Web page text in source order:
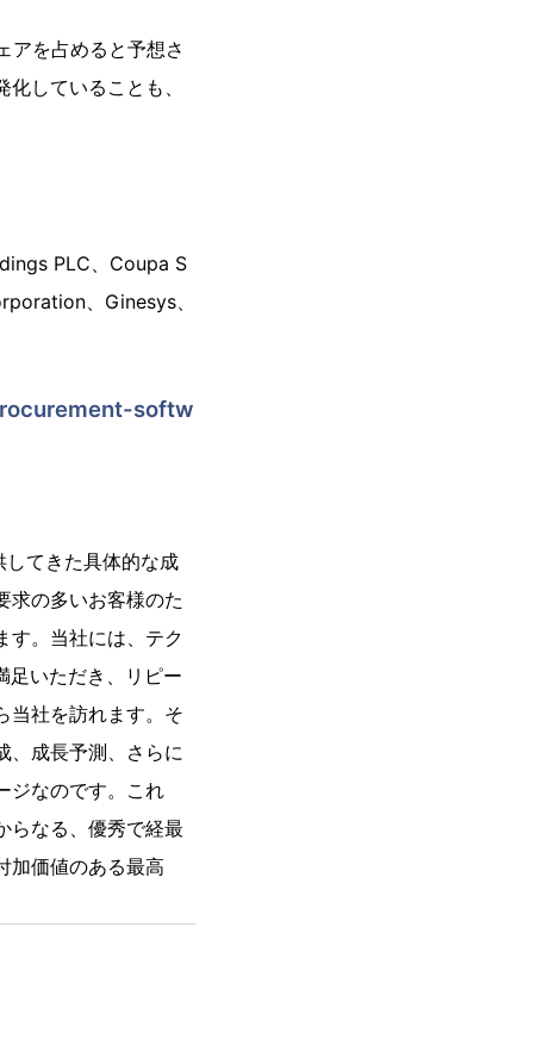
アを占めると予想さ
していることも、
PLC、Coupa S
、Ginesys、
softw
てきた具体的な成
求の多いお客様のた
す。当社には、テク
足いただき、リピー
当社を訪れます。そ
、成長予測、さらに
ジなのです。これ
らなる、優秀で経最
加価値のある最高